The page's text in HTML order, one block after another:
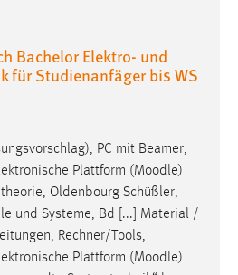
Bachelor Elektro- und
für Studienanfäger bis WS
PC mit Beamer,
Plattform (Moodle)
Oldenbourg Schüßler,
und Systeme, Bd [...] Material /
Rechner/Tools,
Plattform (Moodle)